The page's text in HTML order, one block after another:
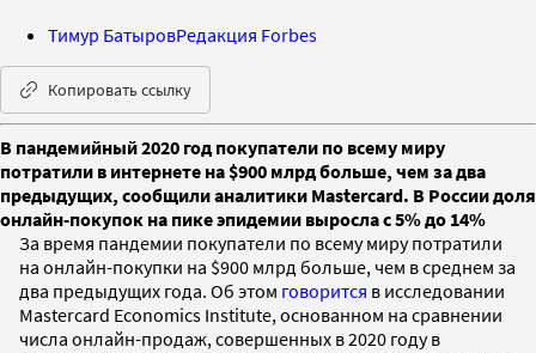
Тимур БатыровРедакция Forbes
Копировать ссылку
В пандемийный 2020 год покупатели по всему миру
потратили в интернете на $900 млрд больше, чем за два
предыдущих, сообщили аналитики Mastercard. В России доля
онлайн-покупок на пике эпидемии выросла с 5% до 14%
За время пандемии покупатели по всему миру потратили
на онлайн-покупки на $900 млрд больше, чем в среднем за
два предыдущих года. Об этом говорится в исследовании
Mastercard Economics Institute, основанном на сравнении
числа онлайн-продаж, совершенных в 2020 году в